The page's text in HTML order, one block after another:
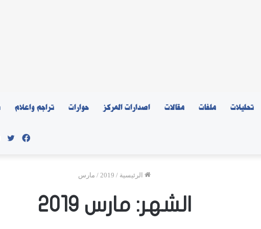
تحليلات ملفات مقالات اصدارات المركز حوارات تراجم واعلام
الرئيسية /
2019
/ مارس
الشهر: مارس 2019